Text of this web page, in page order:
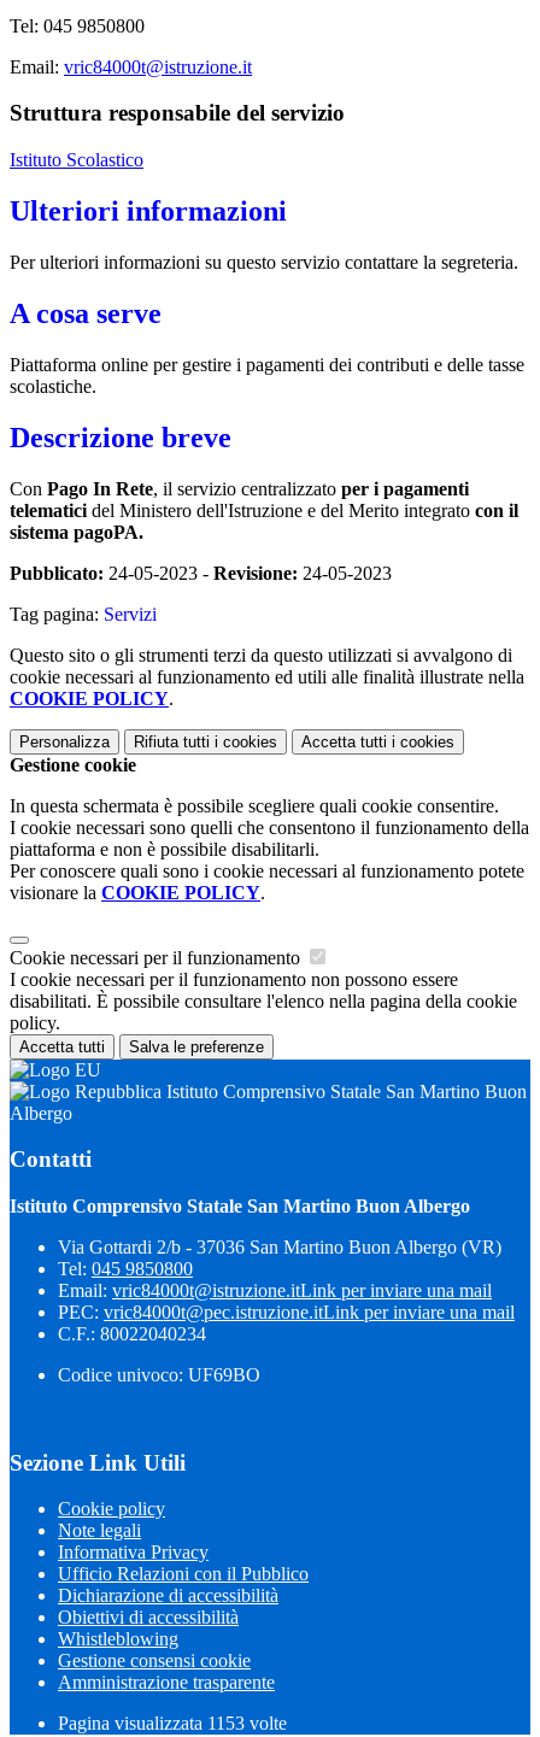
Tel: 045 9850800
Email: vric84000t@istruzione.it
Struttura responsabile del servizio
Istituto Scolastico
Ulteriori informazioni
Per ulteriori informazioni su questo servizio contattare la segreteria.
A cosa serve
Piattaforma online per gestire i pagamenti dei contributi e delle tasse
scolastiche.
Descrizione breve
Con Pago In Rete, il servizio centralizzato per i pagamenti
telematici del Ministero dell'Istruzione e del Merito integrato con il
sistema pagoPA.
Pubblicato: 24-05-2023 - Revisione: 24-05-2023
Tag pagina: Servizi
Questo sito o gli strumenti terzi da questo utilizzati si avvalgono di
cookie necessari al funzionamento ed utili alle finalità illustrate nella
COOKIE POLICY.
Personalizza Rifiuta tutti i cookies Accetta tutti i cookies
Gestione cookie
In questa schermata è possibile scegliere quali cookie consentire.
I cookie necessari sono quelli che consentono il funzionamento della
piattaforma e non è possibile disabilitarli.
Per conoscere quali sono i cookie necessari al funzionamento potete
visionare la COOKIE POLICY.
Cookie necessari per il funzionamento
I cookie necessari per il funzionamento non possono essere
disabilitati. È possibile consultare l'elenco nella pagina della cookie
policy.
Accetta tutti Salva le preferenze
Istituto Comprensivo Statale San Martino Buon
Albergo
Contatti
Istituto Comprensivo Statale San Martino Buon Albergo
Via Gottardi 2/b - 37036 San Martino Buon Albergo (VR)
Tel: 045 9850800
Email: vric84000t@istruzione.itLink per inviare una mail
PEC: vric84000t@pec.istruzione.itLink per inviare una mail
C.F.: 80022040234
Codice univoco: UF69BO
Sezione Link Utili
Cookie policy
Note legali
Informativa Privacy
Ufficio Relazioni con il Pubblico
Dichiarazione di accessibilità
Obiettivi di accessibilità
Whistleblowing
Gestione consensi cookie
Amministrazione trasparente
Pagina visualizzata 1153 volte